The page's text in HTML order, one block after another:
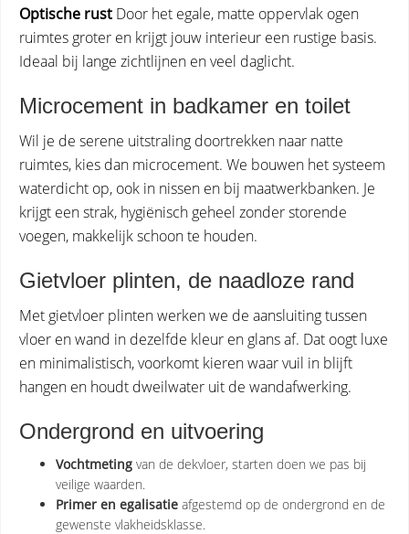
Optische rust Door het egale, matte oppervlak ogen
ruimtes groter en krijgt jouw interieur een rustige basis.
Ideaal bij lange zichtlijnen en veel daglicht.
Microcement in badkamer en toilet
Wil je de serene uitstraling doortrekken naar natte
ruimtes, kies dan microcement. We bouwen het systeem
waterdicht op, ook in nissen en bij maatwerkbanken. Je
krijgt een strak, hygiënisch geheel zonder storende
voegen, makkelijk schoon te houden.
Gietvloer plinten, de naadloze rand
Met gietvloer plinten werken we de aansluiting tussen
vloer en wand in dezelfde kleur en glans af. Dat oogt luxe
en minimalistisch, voorkomt kieren waar vuil in blijft
hangen en houdt dweilwater uit de wandafwerking.
Ondergrond en uitvoering
Vochtmeting van de dekvloer, starten doen we pas bij
veilige waarden.
Primer en egalisatie afgestemd op de ondergrond en de
gewenste vlakheidsklasse.